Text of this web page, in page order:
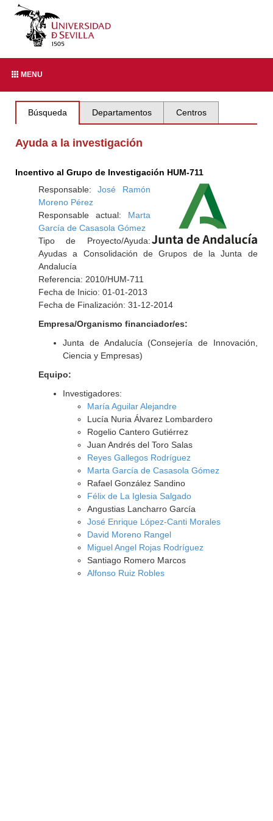
MENU
Búsqueda Departamentos Centros
Ayuda a la investigación
Incentivo al Grupo de Investigación HUM-711
Responsable:José Ramón
Moreno Pérez
Responsable actual: Marta
García de Casasola Gómez
Tipo de Proyecto/Ayuda:
Ayudas a Consolidación de Grupos de la Junta de
Andalucía
Referencia: 2010/HUM-711
Fecha de Inicio: 01-01-2013
Fecha de Finalización: 31-12-2014
Empresa/Organismo financiador/es:
Junta de Andalucía (Consejería de Innovación,
Ciencia y Empresas)
Equipo:
Investigadores:
María Aguilar Alejandre
Lucía Nuria Álvarez Lombardero
Rogelio Cantero Gutiérrez
Juan Andrés del Toro Salas
Reyes Gallegos Rodríguez
Marta García de Casasola Gómez
Rafael González Sandino
Félix de La Iglesia Salgado
Angustias Lancharro García
José Enrique López-Canti Morales
David Moreno Rangel
Miguel Angel Rojas Rodríguez
Santiago Romero Marcos
Alfonso Ruiz Robles